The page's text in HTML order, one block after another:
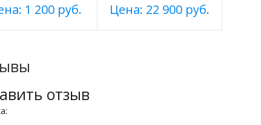
1 200 руб. Цена: 22 900 руб.
отзыв